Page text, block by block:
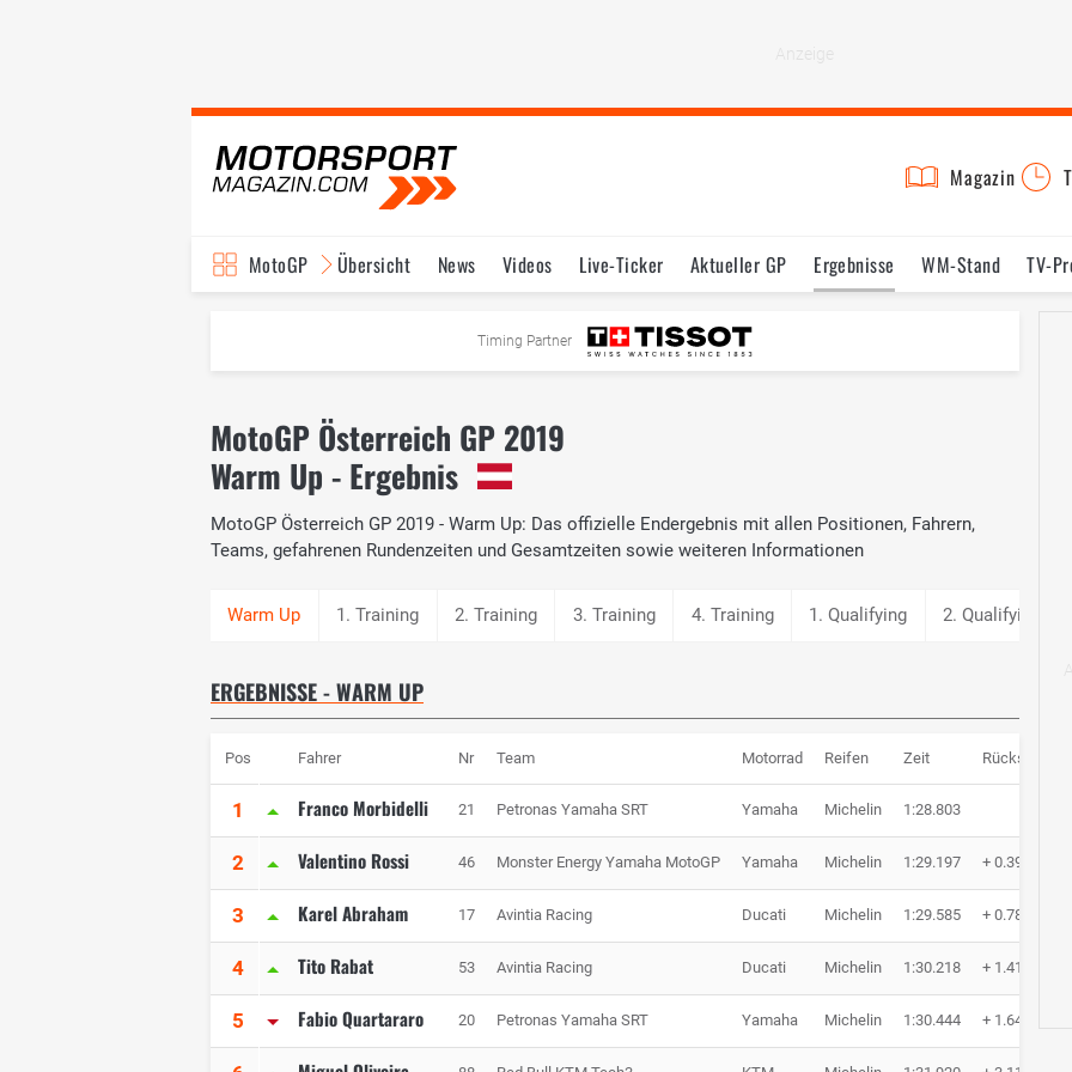
Magazin
MotoGP Übersicht News Videos Live-Ticker Aktueller GP Ergebnisse WM-Stand TV-
Testfahrten Reglement
Timing Partner
MotoGP Österreich GP 2019
Warm Up - Ergebnis
MotoGP Österreich GP 2019 - Warm Up: Das offizielle Endergebnis mit allen Positionen, Fahrern,
Teams, gefahrenen Rundenzeiten und Gesamtzeiten sowie weiteren Informationen
1. Training 2. Training 3. Training 4. Training 1. Qualifying 2. Qualifying
ERGEBNISSE - WARM UP
Pos Fahrer Nr Team Motorrad Reifen Zeit Rückstand
1 Franco Morbidelli 21 Petronas Yamaha SRT Yamaha Michelin 1:28.803
2 Valentino Rossi 46 Monster Energy Yamaha MotoGP Yamaha Michelin 1:29.197 + 0.394
3 Karel Abraham 17 Avintia Racing Ducati Michelin 1:29.585 + 0.782
4 Tito Rabat 53 Avintia Racing Ducati Michelin 1:30.218 + 1.415
5 Fabio Quartararo 20 Petronas Yamaha SRT Yamaha Michelin 1:30.444 + 1.641